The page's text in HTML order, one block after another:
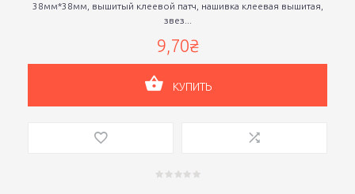
38мм*38мм, вышитый клеевой патч, нашивка клеевая вышитая,
звез...
9,70₴
КУПИТЬ